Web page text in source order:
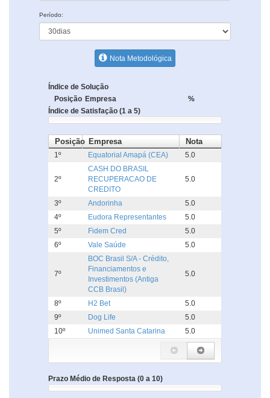
Período:
Nota Metodológica
Índice de Solução
Posição Empresa
%
Índice de Satisfação (1 a 5)
Posição Empresa Nota
1º Equatorial Amapá (CEA) 5.0
2º
CASH DO BRASIL
RECUPERACAO DE
CREDITO
5.0
3º Andorinha
5.0
4º
Eudora Representantes
5.0
5º
Fidem Cred
5.0
6º
Vale Saúde 5.0
7º
BOC Brasil S/A - Crédito,
Financiamentos e
Investimentos (Antiga
CCB Brasil)
5.0
8º H2 Bet
5.0
9º
Dog Life
5.0
10º
Unimed Santa Catarina 5.0
Prazo Médio de Resposta (0 a 10)